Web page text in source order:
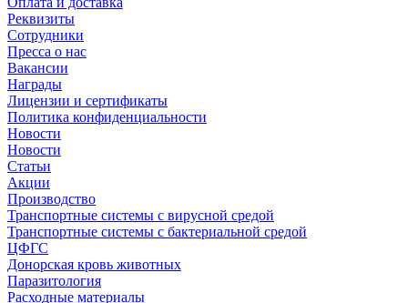
Реквизиты
Сотрудники
Пресса о нас
Вакансии
Награды
Лицензии и сертификаты
Политика конфиденциальности
Новости
Новости
Статьи
Акции
Производство
Транспортные системы с вирусной средой
Транспортные системы с бактериальной средой
ЦФГС
Донорская кровь животных
Паразитология
Расходные материалы